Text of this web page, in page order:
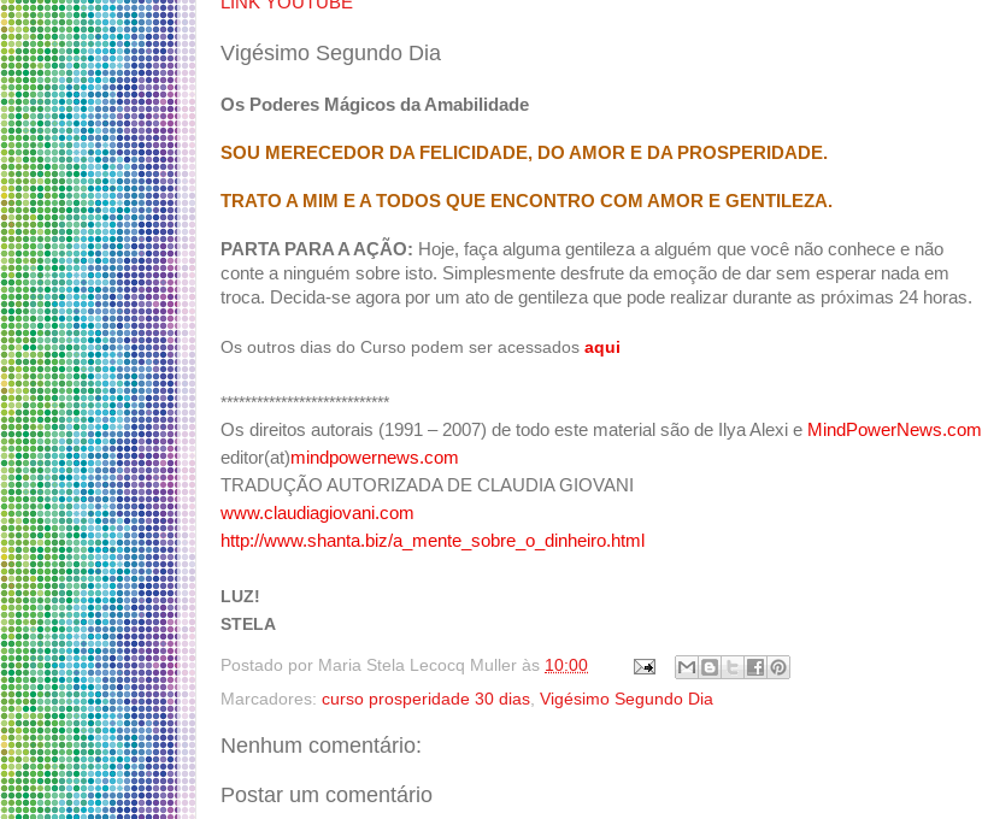
Vigésimo Segundo Dia
Os Poderes Mágicos da Amabilidade
SOU MERECEDOR DA FELICIDADE, DO AMOR E DA PROSPERIDADE.
TRATO A MIM E A TODOS QUE ENCONTRO COM AMOR E GENTILEZA.
PARTA PARA A AÇÃO: Hoje, faça alguma gentileza a alguém que você não conhece e não
conte a ninguém sobre isto. Simplesmente desfrute da emoção de dar sem esperar nada em
troca. Decida-se agora por um ato de gentileza que pode realizar durante as próximas 24 horas.
Os outros dias do Curso podem ser acessados aqui
****************************
Os direitos autorais (1991 – 2007) de todo este material são de Ilya Alexi e MindPowerNews.com
editor(at)mindpowernews.com
TRADUÇÃO AUTORIZADA DE CLAUDIA GIOVANI
www.claudiagiovani.com
http://www.shanta.biz/a_mente_sobre_o_dinheiro.html
LUZ!
STELA
Postado por Maria Stela Lecocq Muller às 10:00
Marcadores: curso prosperidade 30 dias Vigésimo Segundo Dia
Nenhum comentário:
Postar um comentário